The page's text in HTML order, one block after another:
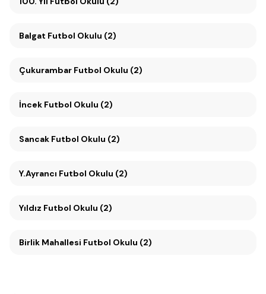
Balgat Futbol Okulu (2)
Çukurambar Futbol Okulu (2)
İncek Futbol Okulu (2)
Sancak Futbol Okulu (2)
Y.Ayrancı Futbol Okulu (2)
Yıldız Futbol Okulu (2)
Birlik Mahallesi Futbol Okulu (2)